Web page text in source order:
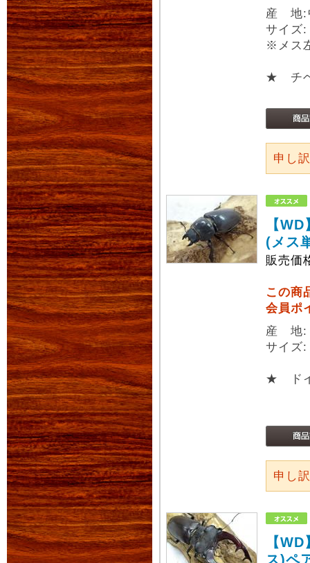
産 地:
サイズ
※メス
★ チ
申し
【
(メス
販売価
この商
会員ポ
産 地:
サイズ
★ ド
申し
【
ス)ペ